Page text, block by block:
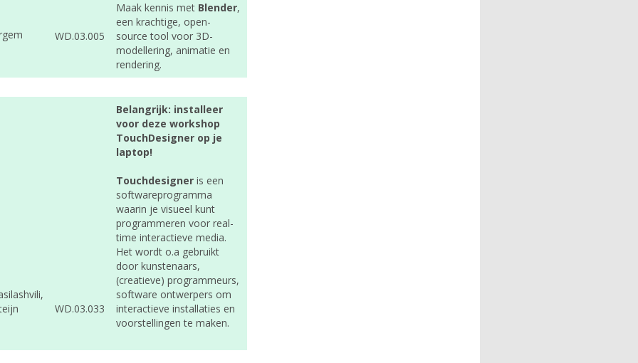
WD.03.005
Maak kennis met Blender,
een krachtige, open-
source tool voor 3D-
modellering, animatie en
rendering.
WD.03.033
Belangrijk: installeer
voor deze workshop
TouchDesigner op je
laptop!
Touchdesigner is een
softwareprogramma
waarin je visueel kunt
programmeren voor real-
time interactieve media.
Het wordt o.a gebruikt
door kunstenaars,
(creatieve) programmeurs,
software ontwerpers om
interactieve installaties en
voorstellingen te maken.